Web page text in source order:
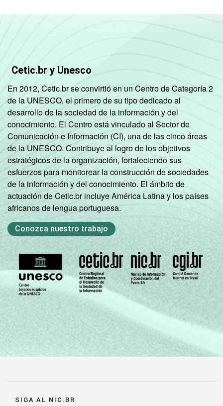
Cetic.br y Unesco
En 2012, Cetic.br se convirtió en un Centro de Categoría 2
de la UNESCO, el primero de su tipo dedicado al
desarrollo de la sociedad de la información y del
conocimiento. El Centro está vinculado al Sector de
Comunicación e Información (CI), una de las cinco áreas
de la UNESCO. Contribuye al logro de los objetivos
estratégicos de la organización, fortaleciendo sus
esfuerzos para monitorear la construcción de sociedades
de la información y del conocimiento. El ámbito de
actuación de Cetic.br incluye América Latina y los países
africanos de lengua portuguesa.
Conozca nuestro trabajo
SIGA AL NIC.BR